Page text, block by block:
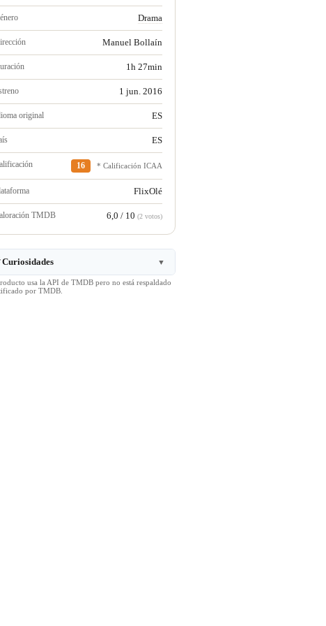
Drama
Manuel Bollaín
1h 27min
1 jun. 2016
original ES
ES
16 * Calificación ICAA
FlixOlé
TMDB 6,0 / 10 (2 votos)
Curiosidades ▼
usa la API de TMDB pero no está respaldado
por TMDB.